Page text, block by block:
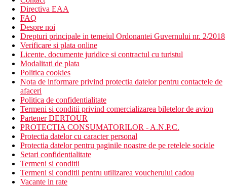
Directiva EAA
FAQ
Despre noi
Drepturi principale in temeiul Ordonantei Guvernului nr. 2/2018
Verificare si plata online
Licente, documente juridice si contractul cu turistul
Modalitati de plata
Politica cookies
Nota de informare privind protectia datelor pentru contactele de
afaceri
Politica de confidentialitate
Termeni si conditii privind comercializarea biletelor de avion
Partener DERTOUR
PROTECTIA CONSUMATORILOR - A.N.P.C.
Protectia datelor cu caracter personal
Protectia datelor pentru paginile noastre de pe retelele sociale
Setari confidentialitate
Termeni si conditii
Termeni si conditii pentru utilizarea voucherului cadou
Vacante in rate